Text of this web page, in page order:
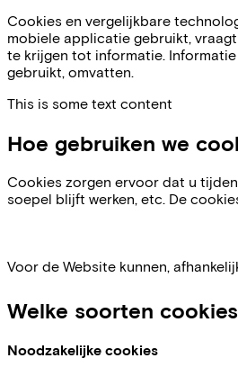
Cookies en vergelijkbare
mobiele applicatie gebruikt,
te krijgen tot informatie.
gebruikt, omvatten.
This is some text content
Hoe gebruiken we
Cookies zorgen ervoor dat u
soepel blijft werken, etc. De
Voor de Website kunnen,
Welke soorten
Noodzakelijke cookies